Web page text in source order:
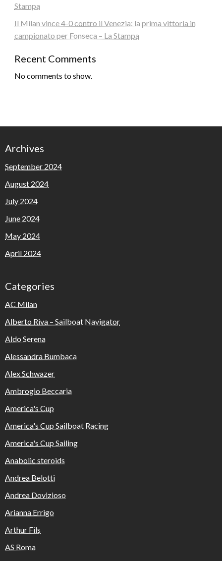
Stampa
Il Milan vince 4-0 contro il Venezia: la prima vittoria in
campionato per Fonseca – La Stampa
Recent Comments
No comments to show.
Archives
September 2024
August 2024
July 2024
June 2024
May 2024
April 2024
Categories
AC Milan
Alberto Riva – Sailboat Navigator
Aldo Serena
Alessandra Bumbaca
Alex Schwazer
Ambrogio Beccaria
America's Cup
America's Cup Sailboat Racing
America's Cup Sailing
Anabolic steroids
Andrea Belotti
Andrea Dovizioso
Arianna Errigo
Arthur Fils
AS Roma